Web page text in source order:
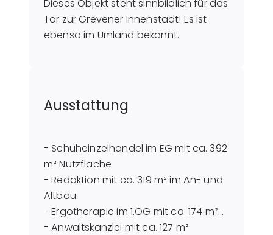
Dieses Objekt steht sinnbildlich für das
Tor zur Grevener Innenstadt! Es ist
ebenso im Umland bekannt.
Ausstattung
- Schuheinzelhandel im EG mit ca. 392
m² Nutzfläche
- Redaktion mit ca. 319 m² im An- und
Altbau
- Ergotherapie im 1.OG mit ca. 174 m²
- Anwaltskanzlei mit ca. 127 m²